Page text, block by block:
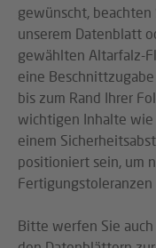
gewünscht,
unserem Datenblatt
gewählten Altarfalz-
eine
bis zum Rand Ihrer
wichtigen Inhalte wie
einem
positioniert sein, um
Bitte werfen Sie